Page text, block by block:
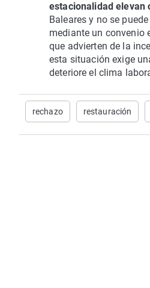
estacionalidad elevan
Baleares y no se
mediante un convenio
que advierten de la
esta situación exige
deteriore el clima
rechazo restauración